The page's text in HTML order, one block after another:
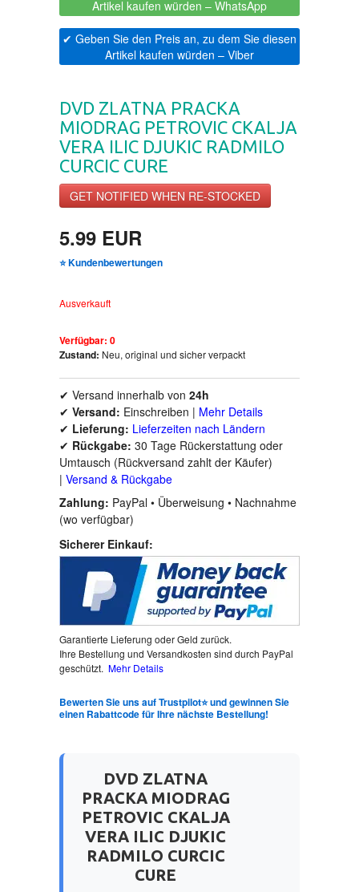
DRUSTVENA IGRA
EDUKATIVNI
EROTSKI
ESEJISTIKA
FANTASTIKA
KLASICI
KNJIGE ZA DECU
KOMEDIJA
KRIMINALISTIČKI
KUVARI
LJUBAVNI
MITOLOGIJA
MUZIKA
NAUKA
POEZIJA
POPULARNA PSIHOLOGIJA
PAVLOVICS SALBE
CHILDREN'S
Artikel kaufen würden – WhatsApp
✔ Geben Sie den Preis an, zu dem Sie diesen
Artikel kaufen würden – Viber
DVD ZLATNA PRACKA
MIODRAG PETROVIC CKALJA
VERA ILIC DJUKIC RADMILO
CURCIC CURE
GET NOTIFIED WHEN RE-STOCKED
5.99 EUR
⭐ Kundenbewertungen
Ausverkauft
Verfügbar: 0
Zustand: Neu, original und sicher verpackt
✔ Versand innerhalb von 24h
✔ Versand: Einschreiben | Mehr Details
✔ Lieferung: Lieferzeiten nach Ländern
✔ Rückgabe: 30 Tage Rückerstattung oder
Umtausch (Rückversand zahlt der Käufer)
| Versand & Rückgabe
Zahlung: PayPal • Überweisung • Nachnahme
(wo verfügbar)
Sicherer Einkauf:
Garantierte Lieferung oder Geld zurück.
Ihre Bestellung und Versandkosten sind durch PayPal
geschützt. Mehr Details
Bewerten Sie uns auf Trustpilot⭐ und gewinnen Sie
einen Rabattcode für Ihre nächste Bestellung!
DVD ZLATNA
PRACKA MIODRAG
PETROVIC CKALJA
VERA ILIC DJUKIC
RADMILO CURCIC
CURE